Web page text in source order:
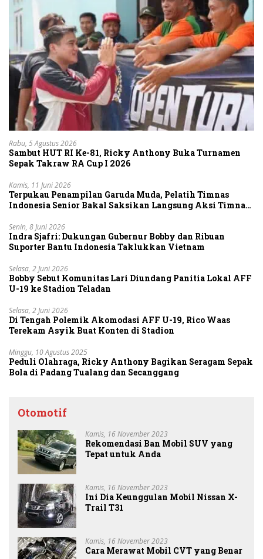
Rabu, 5 Agustus 2026
Sambut HUT RI Ke-81, Ricky Anthony Buka Turnamen
Sepak Takraw RA Cup I 2026
Kamis, 11 Juni 2026
Terpukau Penampilan Garuda Muda, Pelatih Timnas
Indonesia Senior Bakal Saksikan Langsung Aksi Timnas
Senin, 8 Juni 2026
Indra Sjafri: Dukungan Gubernur Bobby dan Ribuan
Suporter Bantu Indonesia Taklukkan Vietnam
Selasa, 2 Juni 2026
Bobby Sebut Komunitas Lari Diundang Panitia Lokal AFF
U-19 ke Stadion Teladan
Selasa, 2 Juni 2026
Di Tengah Polemik Akomodasi AFF U-19, Rico Waas
Terekam Asyik Buat Konten di Stadion
Minggu, 10 Agustus 2025
Peduli Olahraga, Ricky Anthony Bagikan Seragam Sepak
Bola di Padang Tualang dan Secanggang
Otomotif
Kamis, 16 November 2023
Rekomendasi Ban Mobil SUV yang
Tepat untuk Anda
Kamis, 16 November 2023
Ini Dia Keunggulan Mobil Nissan X-
Trail T31
Kamis, 16 November 2023
Cara Merawat Mobil CVT yang Benar